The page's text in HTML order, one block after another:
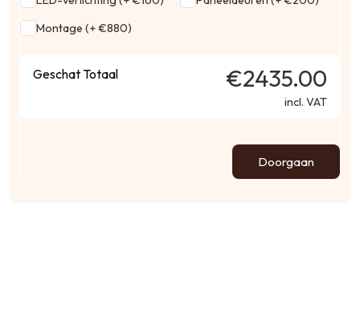
Montage (+ €880)
Geschat Totaal €2435.00
incl. VAT
Doorgaan